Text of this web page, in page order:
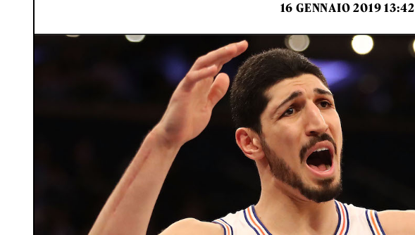
16 GENNAIO 2019 13:42